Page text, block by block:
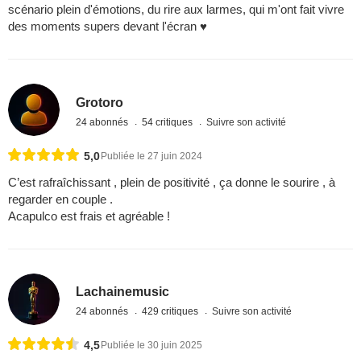
scénario plein d'émotions, du rire aux larmes, qui m'ont fait vivre
des moments supers devant l'écran ♥
Grotoro
24 abonnés 54 critiques Suivre son activité
5,0Publiée le 27 juin 2024
C’est rafraîchissant , plein de positivité , ça donne le sourire , à
regarder en couple .
Acapulco est frais et agréable !
Lachainemusic
24 abonnés 429 critiques Suivre son activité
4,5 Publiée le 30 juin 2025